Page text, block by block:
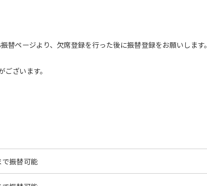
ページより、欠席登録を行った後に振替登録をお願いします。
ざいます。
で振替可能